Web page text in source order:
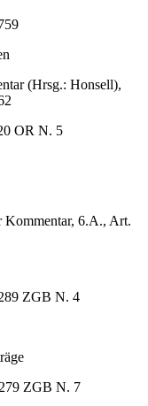
(Hrsg.: Honsell),
OR N. 5
Kommentar, 6.A., Art.
ZGB N. 4
ZGB N. 7